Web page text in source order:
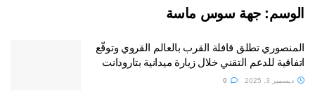
الوسم:جهة سوس ماسة
المنصوري تطلق قافلة القرب بالعالم القروي وتوقّع
اتفاقية للدعم التقني خلال زيارة ميدانية بتارودانت
ديسمبر 3, 2025